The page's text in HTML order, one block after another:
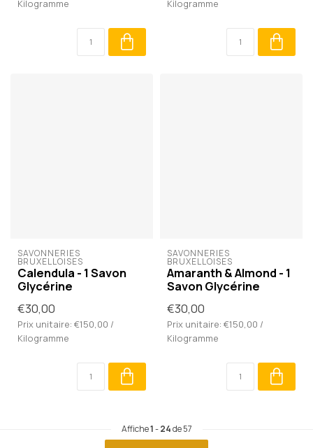
Kilogramme Kilogramme
SAVONNERIES
BRUXELLOISES
Calendula - 1 Savon
Glycérine
€30,00
Prix unitaire: €150,00 /
Kilogramme
SAVONNERIES
BRUXELLOISES
Amaranth & Almond - 1
Savon Glycérine
€30,00
Prix unitaire: €150,00 /
Kilogramme
Affiche1-24de 57